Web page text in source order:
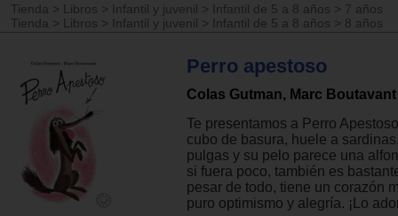
Tienda > Libros > Infantil y juvenil > Infantil de 5 a 8 años > 7 años
Tienda
> Libros > Infantil y juvenil > Infantil de 5 a 8 años > 8 años
Perro apestoso
Colas Gutman, Marc Boutavant
Te presentamos a Perro
cubo de basura, huele a
pulgas y su pelo parece una
si fuera poco, también es
pesar de todo, tiene un corazón
puro optimismo y alegría. ¡Lo